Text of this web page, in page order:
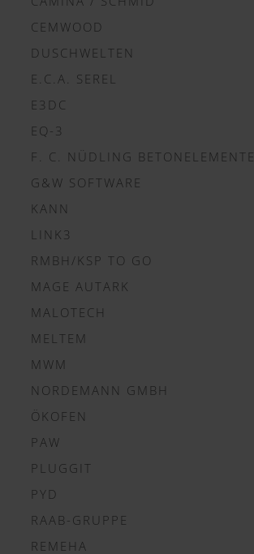
CEMWOOD
DUSCHWELTEN
E.C.A. SEREL
E3DC
EQ-3
F. C. NÜDLING BETONELEMENTE
G&W SOFTWARE
KANN
LINK3
RMBH/KSP TO GO
MAGE AUTARK
MALOTECH
MELTEM
MWM
NORDEMANN GMBH
ÖKOFEN
PAW
PLUGGIT
PYD
RAAB-GRUPPE
REMEHA